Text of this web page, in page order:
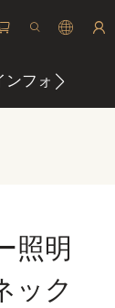
ンフォメーシ
照明
ック